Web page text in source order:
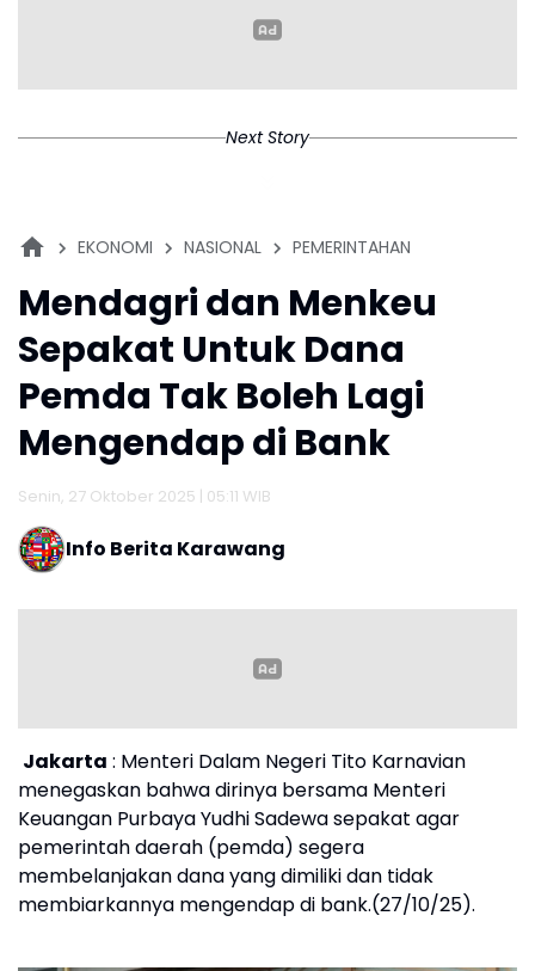
(BIJB). Tambahan modal tersebut akan digunakan
pengembangan rute penerbangan agar bandara
Next Story
EKONOMI NASIONAL PEMERINTAHAN
Mendagri dan Menkeu
Sepakat Untuk Dana
Pemda Tak Boleh Lagi
Mengendap di Bank
Senin, 27 Oktober 2025 | 05:11 WIB
Info Berita Karawang
Jakarta : Menteri Dalam Negeri Tito Karnavian
menegaskan bahwa dirinya bersama Menteri
Keuangan Purbaya Yudhi Sadewa sepakat agar
pemerintah daerah (pemda) segera
membelanjakan dana yang dimiliki dan tidak
membiarkannya mengendap di bank.(27/10/25).